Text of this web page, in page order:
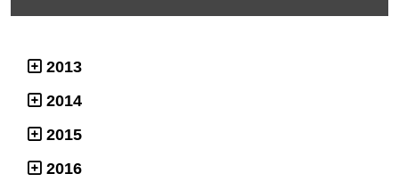
2013
2014
2015
2016